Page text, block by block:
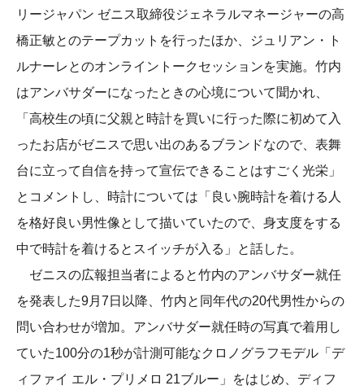
リージャパン ゼニス取締役ジェネラルマネージャーの高
橋正敏とのテープカットを行ったほか、ジュリアン・ト
ルナーレとのオンライントークセッションを実施。竹内
はアンバサダーになったときの心境について聞かれ、
「高校生の頃に父親と時計を買いに行った際に初めて入
ったお店がゼニスで思い出のあるブランドなので、表舞
台に立って自信を持って宣伝できることはすごく光栄」
とコメントし、時計については「良い腕時計を着ける人
を格好良い男性像として描いていたので、身支度をする
中で時計を着けるとスイッチが入る」と話した。
ゼニスの広報担当者によると竹内のアンバサダー就任
を発表した9月7日以降、竹内と同年代の20代男性からの
問い合わせが増加。アンバサダー就任時の写真で着用し
ていた100分の1秒が計測可能なクロノグラフモデル「デ
ィファイ エル・プリメロ 21ブルー」をはじめ、ディフ